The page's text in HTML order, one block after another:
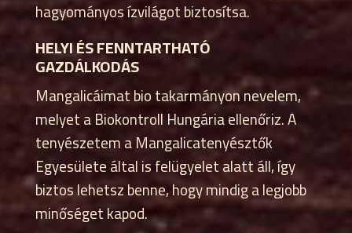
hagyományos ízvilágot biztosítsa.
HELYI ÉS FENNTARTHATÓ
GAZDÁLKODÁS
Mangalicáimat bio takarmányon nevelem,
melyet a Biokontroll Hungária ellenőriz. A
tenyészetem a Mangalicatenyésztők
Egyesülete által is felügyelet alatt áll, így
biztos lehetsz benne, hogy mindig a legjobb
minőséget kapod.